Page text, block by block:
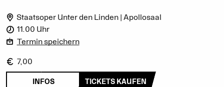
Staatsoper Unter den Linden | Apollosaal
11.00 Uhr
Termin speichern
7,00
INFOS TICKETS KAUFEN